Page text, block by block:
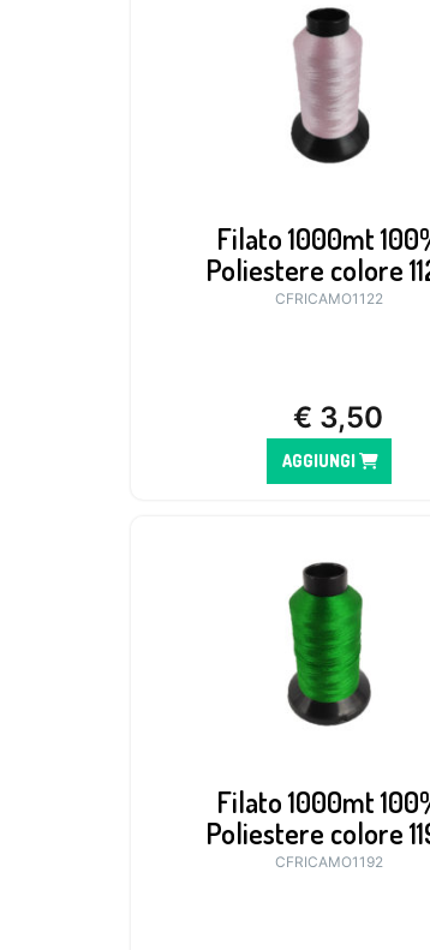
Filato 1000mt
Poliestere colore
CFRICAMO1122
€ 3,50
AGGIUNGI
Filato 1000mt
Poliestere colore
CFRICAMO1192